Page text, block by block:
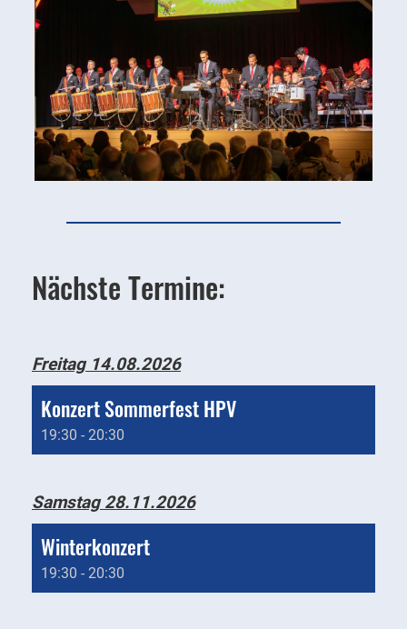
Nächste Termine:
Freitag 14.08.2026
Konzert Sommerfest HPV
19:30 - 20:30
Samstag 28.11.2026
Winterkonzert
19:30 - 20:30